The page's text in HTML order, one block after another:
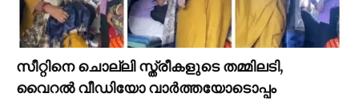
സീറ്റിനെ ചൊല്ലി സ്ത്രീകളുടെ തമ്മിലടി,
വൈറല്‍ വീഡിയോ വാർത്തയോടൊപ്പം